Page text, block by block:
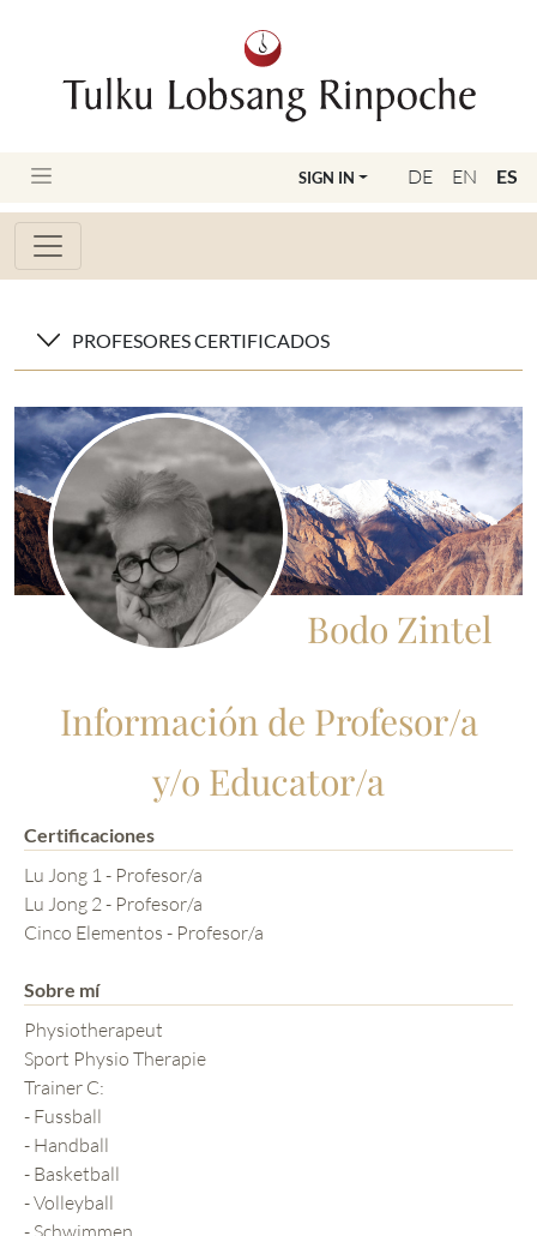
DE EN ES
SIGN IN
PROFESORES CERTIFICADOS
Bodo Zintel
Información de Profesor/a
y/o Educator/a
Certificaciones
Lu Jong 1 - Profesor/a
Lu Jong 2 - Profesor/a
Cinco Elementos - Profesor/a
Sobre mí
Physiotherapeut
Sport Physio Therapie
Trainer C:
- Fussball
- Handball
- Basketball
- Volleyball